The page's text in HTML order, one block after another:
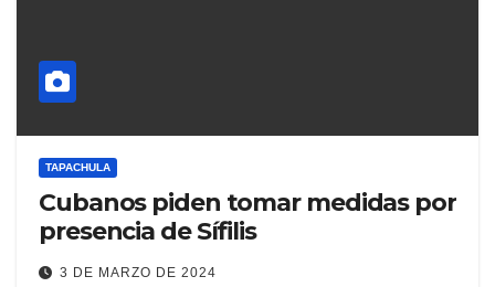
TAPACHULA
Cubanos piden tomar medidas por
presencia de Sífilis
3 DE MARZO DE 2024